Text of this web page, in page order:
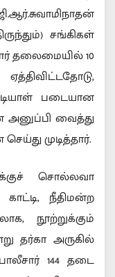
சங்கிகள்
தலைமையில் 10
படையான
அனுப்பி வைத்து
முடித்தார்.
சொல்லவா
நீதிமன்ற
நூற்றுக்கும்
தர்கா அருகில்
144 தடை